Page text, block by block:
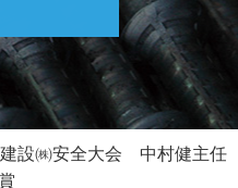
設㈱安全大会 中村健主任